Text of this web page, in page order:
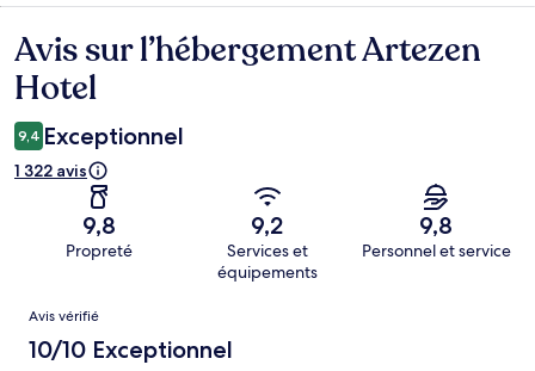
Avis
Avis sur l’hébergement Artezen
Hotel
9,4 Exceptionnel
1 322 avis
9,8
Propreté
9,2
Services et
équipements
9,8
Personnel et service
Avis
Avis vérifié
10/10 Exceptionnel